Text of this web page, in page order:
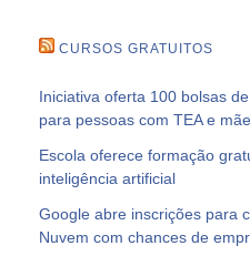
CURSOS GRATUITOS
Iniciativa oferta 100 bolsas
para pessoas com TEA e
Escola oferece formação
inteligência artificial
Google abre inscrições para
Nuvem com chances de